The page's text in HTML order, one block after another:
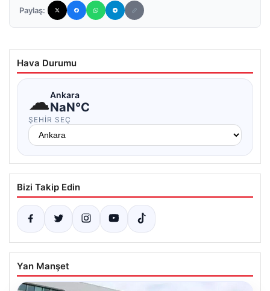
Paylaş:
Hava Durumu
☁Ankara
NaN°C
ŞEHIR SEÇ
Bizi Takip Edin
Yan Manşet